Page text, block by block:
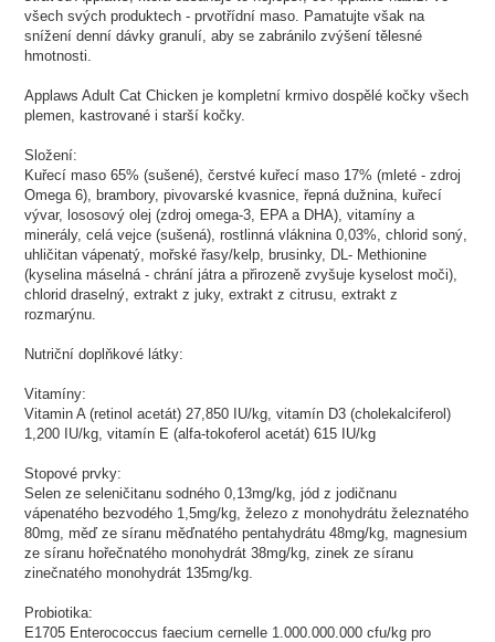
všech svých produktech - prvotřídní maso. Pamatujte však na
snížení denní dávky granulí, aby se zabránilo zvýšení tělesné
hmotnosti.
Applaws Adult Cat Chicken je kompletní krmivo dospělé kočky všech
plemen, kastrované i starší kočky.
Složení:
Kuřecí maso 65% (sušené), čerstvé kuřecí maso 17% (mleté - zdroj
Omega 6), brambory, pivovarské kvasnice, řepná dužnina, kuřecí
vývar, lososový olej (zdroj omega-3, EPA a DHA), vitamíny a
minerály, celá vejce (sušená), rostlinná vláknina 0,03%, chlorid soný,
uhličitan vápenatý, mořské řasy/kelp, brusinky, DL- Methionine
(kyselina máselná - chrání játra a přirozeně zvyšuje kyselost moči),
chlorid draselný, extrakt z juky, extrakt z citrusu, extrakt z
rozmarýnu.
Nutriční doplňkové látky:
Vitamíny:
Vitamin A (retinol acetát) 27,850 IU/kg, vitamín D3 (cholekalciferol)
1,200 IU/kg, vitamín E (alfa-tokoferol acetát) 615 IU/kg
Stopové prvky:
Selen ze seleničitanu sodného 0,13mg/kg, jód z jodičnanu
vápenatého bezvodého 1,5mg/kg, železo z monohydrátu železnatého
80mg, měď ze síranu měďnatého pentahydrátu 48mg/kg, magnesium
ze síranu hořečnatého monohydrát 38mg/kg, zinek ze síranu
zinečnatého monohydrát 135mg/kg.
Probiotika:
E1705 Enterococcus faecium cernelle 1.000.000.000 cfu/kg pro